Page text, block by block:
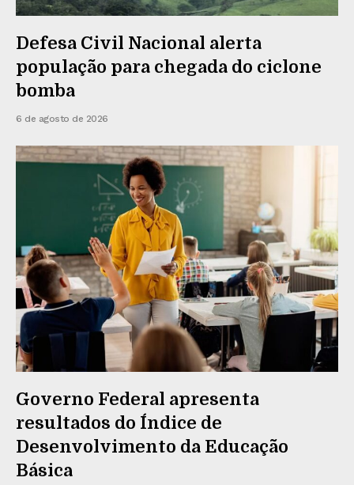
Defesa Civil Nacional alerta
população para chegada do ciclone
bomba
6 de agosto de 2026
Governo Federal apresenta
resultados do Índice de
Desenvolvimento da Educação
Básica